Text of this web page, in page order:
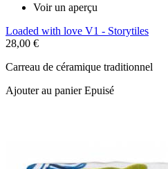
Voir un aperçu
Loaded with love V1 - Storytiles
28,00 €
Carreau de céramique traditionnel
Ajouter au panierEpuisé